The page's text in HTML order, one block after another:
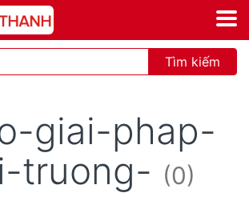
Tìm kiếm
giai-phap-
truong- (0)